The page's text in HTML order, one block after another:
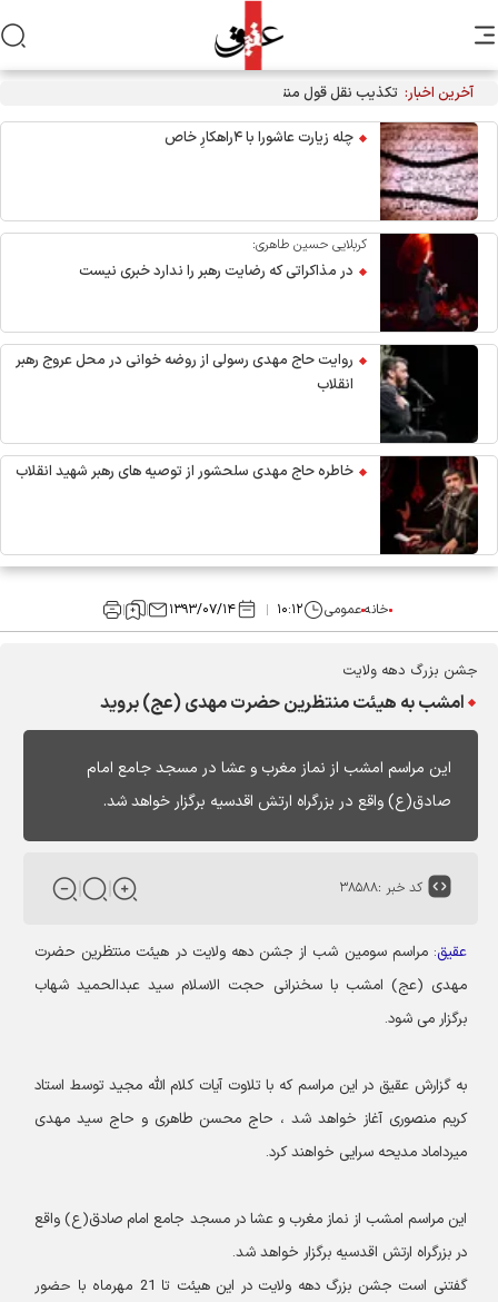
آخرین اخبار: تکذیب نقل قول منتسب به رهبر انقلاب از سوی دفتر معظم‌له
چله زیارت عاشورا با ۴راهکارِ خاص
کربلایی حسین طاهری:
در مذاکراتی که رضایت رهبر را ندارد خبری نیست
روایت حاج مهدی رسولی از روضه خوانی در محل عروج رهبر
انقلاب
خاطره حاج مهدی سلحشور از توصیه های رهبر شهید انقلاب
خانهعمومی ۱۰:۱۲ ۱۳۹۳/۰۷/۱۴
جشن بزرگ دهه ولایت
امشب به هیئت منتظرین حضرت مهدی (عج) بروید
این مراسم امشب از نماز مغرب و عشا در مسجد جامع امام
صادق(ع) واقع در بزرگراه ارتش اقدسیه برگزار خواهد شد.
کد خبر :۳۸۵۸۸
عقیق: مراسم سومین شب از جشن دهه ولایت در هیئت منتظرین حضرت
مهدی (عج) امشب با سخنرانی حجت الاسلام سید عبدالحمید شهاب
برگزار می شود.
به گزارش عقیق در این مراسم که با تلاوت آیات کلام الله مجید توسط استاد
کریم منصوری آغاز خواهد شد ، حاج محسن طاهری و حاج سید مهدی
میرداماد مدیحه سرایی خواهند کرد.
این مراسم امشب از نماز مغرب و عشا در مسجد جامع امام صادق(ع) واقع
در بزرگراه ارتش اقدسیه برگزار خواهد شد.
گفتنی است جشن بزرگ دهه ولایت در این هیئت
تا 21 مهرماه با حضور